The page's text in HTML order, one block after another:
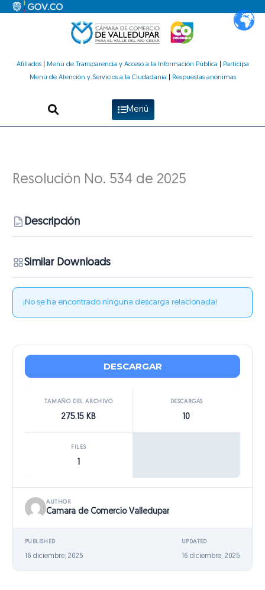
Afiliados| Menú de Transparencia y Acceso a la Información Pública
Participa
Menú de Atención y Servicios a la Ciudadanía
Respuestas anónimas
Menú
Resolución No. 534 de 2025
Descripción
Similar Downloads
¡No se ha encontrado ninguna descarga relacionada!
DESCARGAR
TAMAÑO DEL ARCHIVO
275.15 KB
DESCARGAS
10
FILES
AUTHOR
Camara de Comercio Valledupar
PUBLISHED
16 diciembre, 2025
UPDATED
16 diciembre, 2025